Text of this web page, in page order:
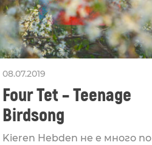
08.07.2019
Four Tet – Teenage
Birdsong
Kieren Hebden не е много по